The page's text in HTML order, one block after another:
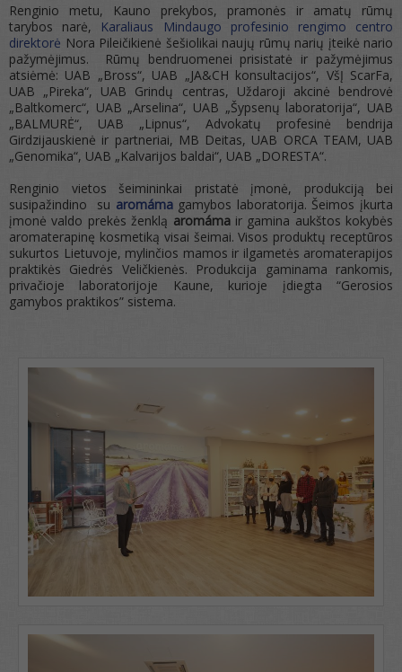
Renginio metu, Kauno prekybos, pramonės ir amatų rūmų
tarybos narė, Karaliaus Mindaugo profesinio rengimo centro
direktorė Nora Pileičikienė šešiolikai naujų rūmų narių įteikė nario
pažymėjimus. Rūmų bendruomenei prisistatė ir pažymėjimus
atsiėmė: UAB „Bross“, UAB „JA&CH konsultacijos“, VšĮ ScarFa,
UAB „Pireka“, UAB Grindų centras, Uždaroji akcinė bendrovė
„Baltkomerc“, UAB „Arselina“, UAB „Šypsenų laboratorija“, UAB
„BALMURĖ“, UAB „Lipnus“, Advokatų profesinė bendrija
Girdzijauskienė ir partneriai, MB Deitas, UAB ORCA TEAM, UAB
„Genomika“, UAB „Kalvarijos baldai“, UAB „DORESTA“.
Renginio vietos šeimininkai pristatė įmonė, produkciją bei
susipažindino su aromámagamybos laboratorija. Šeimos įkurta
įmonė valdo prekės ženklą aromámair gamina aukštos kokybės
aromaterapinę kosmetiką visai šeimai. Visos produktų receptūros
sukurtos Lietuvoje, mylinčios mamos ir ilgametės aromaterapijos
praktikės Giedrės Veličkienės. Produkcija gaminama rankomis,
privačioje laboratorijoje Kaune, kurioje įdiegta “Gerosios
gamybos praktikos” sistema.